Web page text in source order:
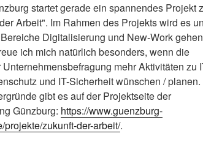
startet gerade ein spannendes Projekt
Arbeit". Im Rahmen des Projekts wird es
Digitalisierung und New-Work
ich mich natürlich besonders, wenn die
mehr Aktivitäten zu
und IT-Sicherheit wünschen / planen.
gibt es auf der Projektseite der
Günzburg: https://www.guenzburg-
projekte/zukunft-der-arbeit/.